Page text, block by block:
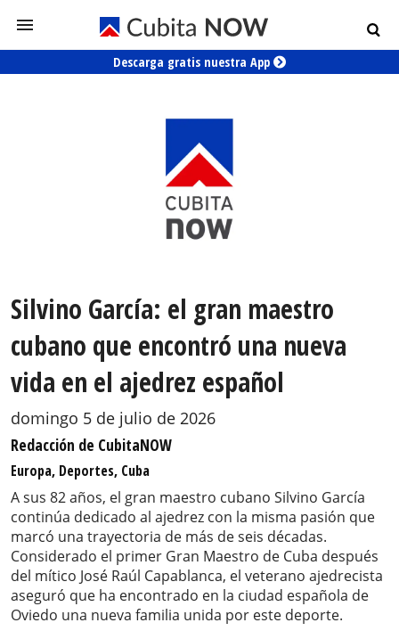
Descarga gratis nuestra App
Silvino García: el gran maestro
cubano que encontró una nueva
vida en el ajedrez español
domingo 5 de julio de 2026
Redacción de CubitaNOW
Europa, Deportes, Cuba
A sus 82 años, el gran maestro cubano Silvino García
continúa dedicado al ajedrez con la misma pasión que
marcó una trayectoria de más de seis décadas.
Considerado el primer Gran Maestro de Cuba después
del mítico José Raúl Capablanca, el veterano ajedrecista
aseguró que ha encontrado en la ciudad española de
Oviedo una nueva familia unida por este deporte.